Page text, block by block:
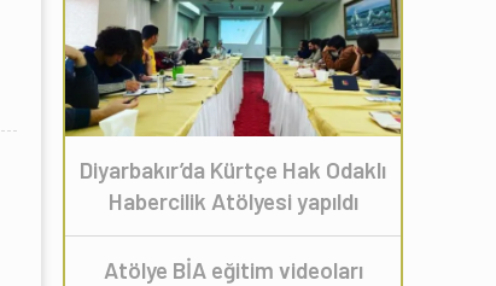
Diyarbakır’da Kürtçe Hak Odaklı
Habercilik Atölyesi yapıldı
Atölye BİA eğitim videoları